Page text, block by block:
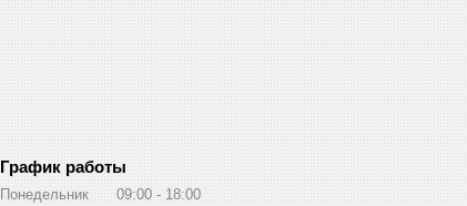
График работы
Понедельник 09:00
18:00